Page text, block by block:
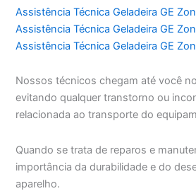
Assistência Técnica Geladeira GE
Assistência Técnica Geladeira GE
Assistência Técnica Geladeira GE
Nossos técnicos chegam até você
evitando qualquer transtorno ou
relacionada ao transporte do
Quando se trata de reparos e
importância da durabilidade e do
aparelho.